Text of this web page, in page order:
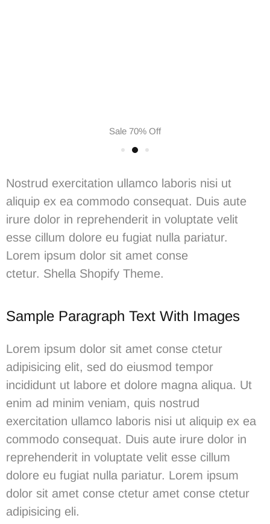
Sale 70% Off
Nostrud exercitation ullamco laboris nisi ut
aliquip ex ea commodo consequat. Duis aute
irure dolor in reprehenderit in voluptate velit
esse cillum dolore eu fugiat nulla pariatur.
Lorem ipsum dolor sit amet conse
ctetur. Shella Shopify Theme.
Sample Paragraph Text With Images
Lorem ipsum dolor sit amet conse ctetur
adipisicing elit, sed do eiusmod tempor
incididunt ut labore et dolore magna aliqua. Ut
enim ad minim veniam, quis nostrud
exercitation ullamco laboris nisi ut aliquip ex ea
commodo consequat. Duis aute irure dolor in
reprehenderit in voluptate velit esse cillum
dolore eu fugiat nulla pariatur. Lorem ipsum
dolor sit amet conse ctetur amet conse ctetur
adipisicing eli.